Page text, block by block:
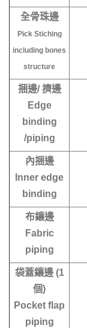
全骨珠邊
Pick Stiching
including bones
structure
捆邊/ 擠邊
Edge
binding
/piping
內捆邊
Inner edge
binding
布鑲邊
Fabric
piping
袋蓋鑲邊 (1
個)
Pocket flap
piping